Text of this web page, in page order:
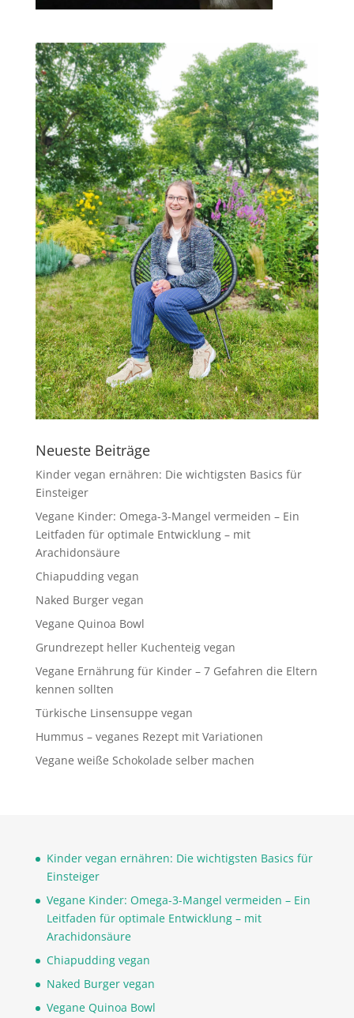
Neueste Beiträge
Kinder vegan ernähren: Die wichtigsten Basics für
Einsteiger
Vegane Kinder: Omega-3-Mangel vermeiden – Ein
Leitfaden für optimale Entwicklung – mit
Arachidonsäure
Chiapudding vegan
Naked Burger vegan
Vegane Quinoa Bowl
Grundrezept heller Kuchenteig vegan
Vegane Ernährung für Kinder – 7 Gefahren die Eltern
kennen sollten
Türkische Linsensuppe vegan
Hummus – veganes Rezept mit Variationen
Vegane weiße Schokolade selber machen
Kinder vegan ernähren: Die wichtigsten Basics für
Einsteiger
Vegane Kinder: Omega-3-Mangel vermeiden – Ein
Leitfaden für optimale Entwicklung – mit
Arachidonsäure
Chiapudding vegan
Naked Burger vegan
Vegane Quinoa Bowl